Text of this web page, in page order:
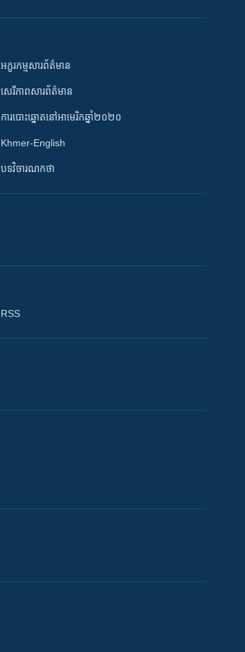
អក្ខរកម្មសារព័ត៌មាន
សេរីភាពសារព័ត៌មាន
ការបោះឆ្នោតនៅអាមេរិកឆ្នាំ២០២០
Khmer-English
បទវិចារណកថា
RSS